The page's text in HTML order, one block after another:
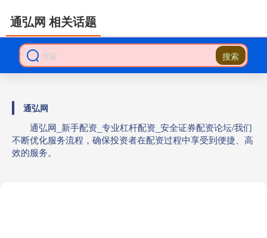
搜索
通弘网
通弘网_新手配资_专业杠杆配资_安全证券配资论坛/我们
不断优化服务流程，确保投资者在配资过程中享受到便捷、高
效的服务。
通弘网 相关话题